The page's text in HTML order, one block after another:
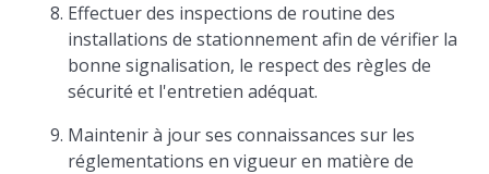
Effectuer des inspections de routine des
installations de stationnement afin de vérifier la
bonne signalisation, le respect des règles de
sécurité et l'entretien adéquat.
Maintenir à jour ses connaissances sur les
réglementations en vigueur en matière de